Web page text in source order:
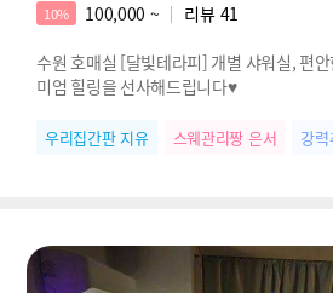
10% 100,000 ~ 리뷰 41
수원 호매실 [달빛테라피] 개별 샤워실, 편
미엄 힐링을 선사해드립니다♥
우리집간판 지유 스웨관리짱 은서 강